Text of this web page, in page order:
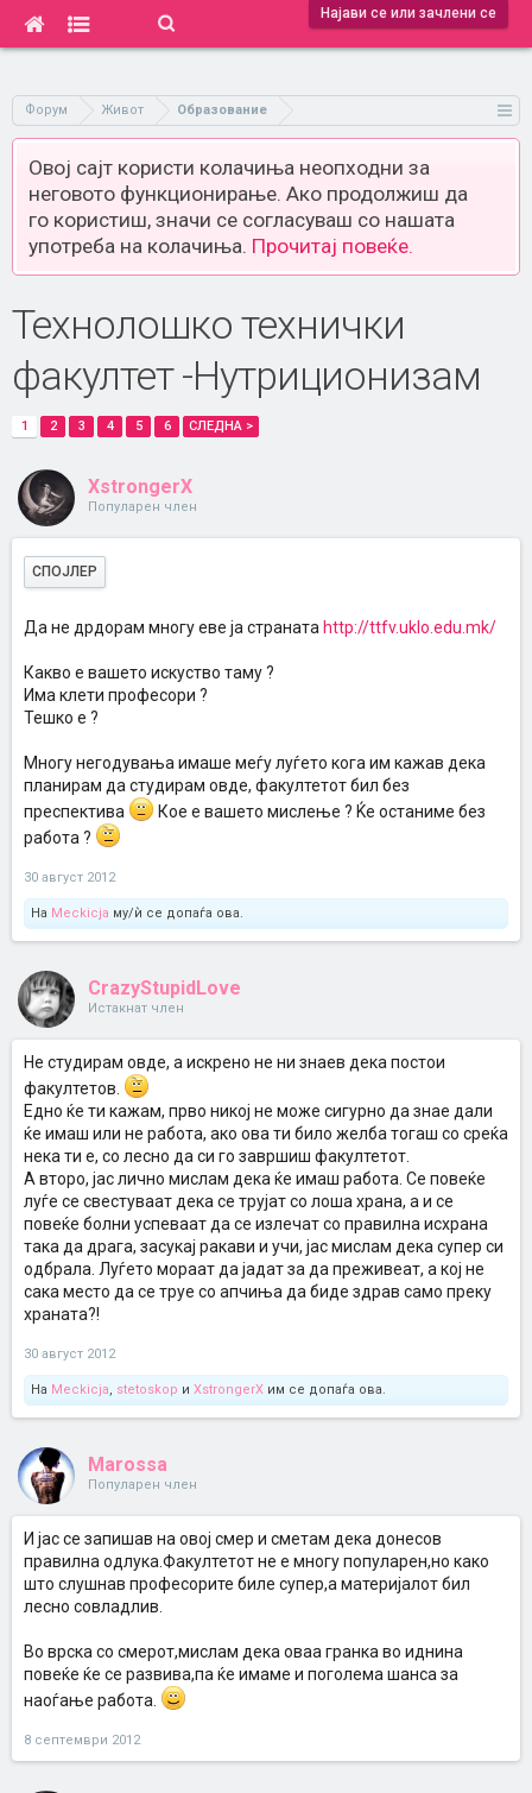
Најави се или зачлени се
Форум Живот Образование
Овој сајт користи колачиња неопходни за
неговото функционирање. Ако продолжиш да
го користиш, значи се согласуваш со нашата
употреба на колачиња. Прочитај повеќе.
Технолошко технички
факултет -Нутриционизам
1 2 3 4 5 6 СЛЕДНА >
XstrongerX
Популарен член
СПОЈЛЕР
Да не дрдорам многу еве ја страната http://ttfv.uklo.edu.mk/
Какво е вашето искуство таму ?
Има клети професори ?
Тешко е ?
Многу негодувања имаше меѓу луѓето кога им кажав дека
планирам да студирам овде, факултетот бил без
преспектива
Кое е вашето мислење ? Ќе останиме без
работа ?
30 август 2012
На Meckicja му/ѝ се допаѓа ова.
CrazyStupidLove
Истакнат член
Не студирам овде, а искрено не ни знаев дека постои
факултетов.
Едно ќе ти кажам, прво никој не може сигурно да знае дали
ќе имаш или не работа, ако ова ти било желба тогаш со среќа
нека ти е, со лесно да си го завршиш факултетот.
А второ, јас лично мислам дека ќе имаш работа. Се повеќе
луѓе се свестуваат дека се трујат со лоша храна, а и се
повеќе болни успеваат да се излечат со правилна исхрана
така да драга, засукај ракави и учи, јас мислам дека супер си
одбрала. Луѓето мораат да јадат за да преживеат, а кој не
сака место да се труе со апчиња да биде здрав само преку
храната?!
30 август 2012
На Meckicja, stetoskop и XstrongerX им се допаѓа ова.
Marossa
Популарен член
И јас се запишав на овој смер и сметам дека донесов
правилна одлука.Факултетот не е многу популарен,но како
што слушнав професорите биле супер,а материјалот бил
лесно совладлив.
Во врска со смерот,мислам дека оваа гранка во иднина
повеќе ќе се развива,па ќе имаме и поголема шанса за
наоѓање работа.
8 септември 2012